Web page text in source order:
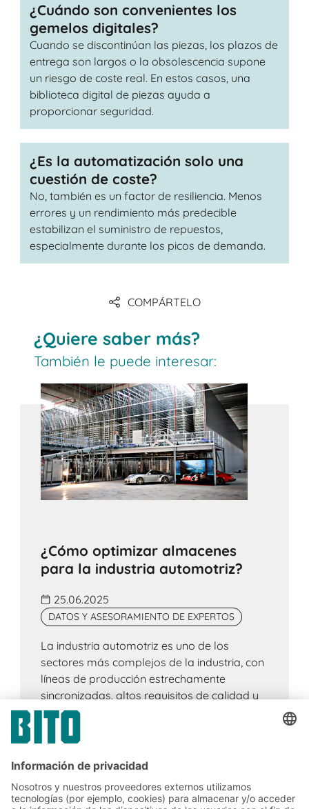
¿Cuándo son convenientes los
gemelos digitales?
Cuando se discontinúan las piezas, los plazos de
entrega son largos o la obsolescencia supone
un riesgo de coste real. En estos casos, una
biblioteca digital de piezas ayuda a
proporcionar seguridad.
¿Es la automatización solo una
cuestión de coste?
No, también es un factor de resiliencia. Menos
errores y un rendimiento más predecible
estabilizan el suministro de repuestos,
especialmente durante los picos de demanda.
COMPÁRTELO
¿Quiere saber más?
También le puede interesar:
¿Cómo optimizar almacenes
para la industria automotriz?
25.06.2025
DATOS Y ASESORAMIENTO DE EXPERTOS
La industria automotriz es uno de los
sectores más complejos de la industria, con
líneas de producción estrechamente
sincronizadas, altos requisitos de calidad y
cadenas de suministro globales. Los
personalizados, la automatización
inteligente y los procesos sostenibles son
los almacenes en la industria automotriz.